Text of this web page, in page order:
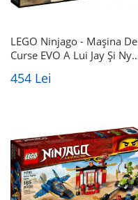
LEGO Ninjago - Mașina De
Curse EVO A Lui Jay Și Nya
454 Lei